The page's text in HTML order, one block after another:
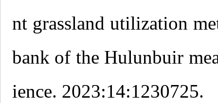
nt grassland utilization
bank of the Hulunbuir
ience. 2023:14:1230725.